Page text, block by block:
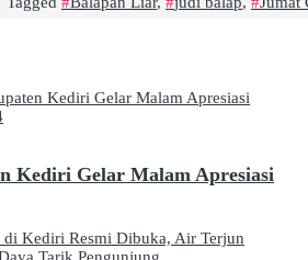
Kediri Gelar Malam Apresiasi